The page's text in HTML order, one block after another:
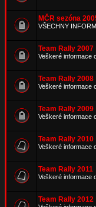
MČR sezóna
VŠECHNY
Team Rally 2007
Veškeré informace
Team Rally 2008
Veškeré informace
Team Rally 2009
Veškeré informace
Team Rally 2010
Veškeré informace
Team Rally 2011
Veškeré informace
Team Rally 2012